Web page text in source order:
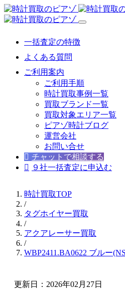
一括査定の特徴
よくある質問
ご利用案内
ご利用手順
時計買取事例一覧
買取ブランド一覧
買取対象エリア一覧
ピアゾ時計ブログ
運営会社
お問い合せ
チャットで相談する
９社一括査定に申込む
時計買取TOP
/
タグホイヤー買取
/
アクアレーサー買取
/
WBP2411.BA0622 ブルー
更新日：2026年02月27日